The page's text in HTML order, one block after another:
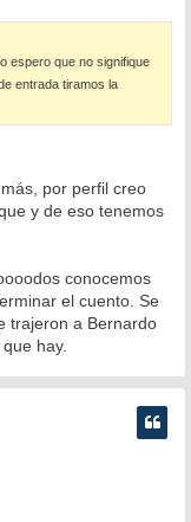
espero que no signifique
entrada tiramos la
por perfil creo
y de eso tenemos
conocemos
el cuento. Se
trajeron a Bernardo
hay.